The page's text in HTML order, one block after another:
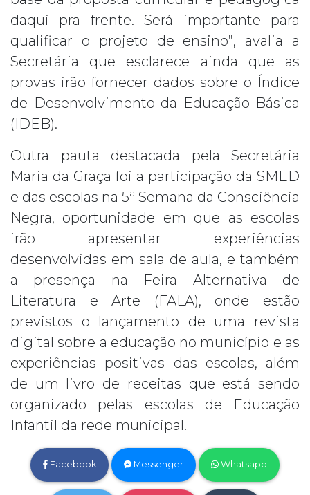
daqui pra frente. Será importante para
qualificar o projeto de ensino”, avalia a
Secretária que esclarece ainda que as
provas irão fornecer dados sobre o Índice
de Desenvolvimento da Educação Básica
(IDEB).
Outra pauta destacada pela Secretária
Maria da Graça foi a participação da SMED
e das escolas na 5ª Semana da Consciência
Negra, oportunidade em que as escolas
irão apresentar experiências
desenvolvidas em sala de aula, e também
a presença na Feira Alternativa de
Literatura e Arte (FALA), onde estão
previstos o lançamento de uma revista
digital sobre a educação no município e as
experiências positivas das escolas, além
de um livro de receitas que está sendo
organizado pelas escolas de Educação
Infantil da rede municipal.
Facebook Messenger Whatsapp